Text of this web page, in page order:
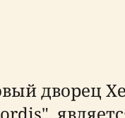
дворец